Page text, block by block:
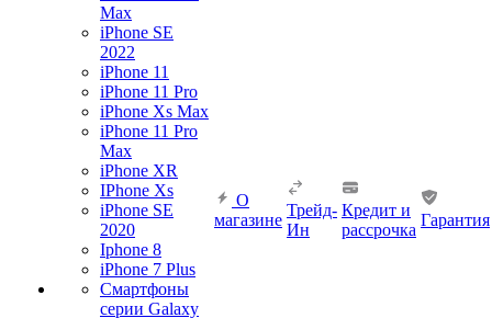
Max
iPhone SE
2022
iPhone 11
iPhone 11 Pro
iPhone Xs Max
iPhone 11 Pro
Max
iPhone XR
IPhone Xs
iPhone SE
2020
Iphone 8
iPhone 7 Plus
Смартфоны
серии Galaxy
О
магазине
Трейд-
Ин
Кредит и
рассрочка
Гарантия